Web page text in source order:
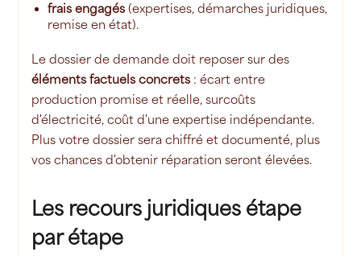
frais engagés (expertises, démarches juridiques,
remise en état).
Le dossier de demande doit reposer sur des
éléments factuels concrets : écart entre
production promise et réelle, surcoûts
d'électricité, coût d'une expertise indépendante.
Plus votre dossier sera chiffré et documenté, plus
vos chances d'obtenir réparation seront élevées.
Les recours juridiques étape
par étape